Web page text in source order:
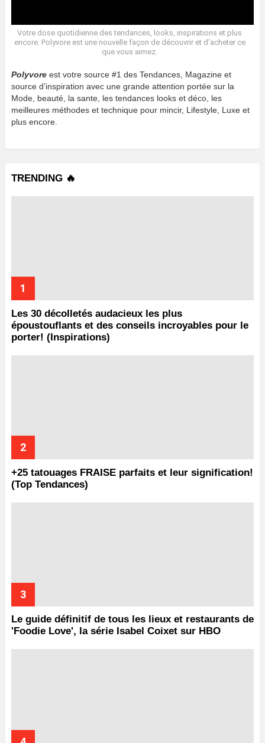
Votre dose quotidienne des tendances, looks, inspirations et plus
encore. Polyvore est une nouvelle façon de découvrir et d’acheter ce
que vous aimez.
Polyvore est votre source #1 des Tendances, Magazine et
source d’inspiration avec une grande attention portée sur la
Mode, beauté, la sante, les tendances looks et déco, les
meilleures méthodes et technique pour mincir, Lifestyle, Luxe et
plus encore.
TRENDING 🔥
Les 30 décolletés audacieux les plus
époustouflants et des conseils incroyables pour le
porter! (Inspirations)
+25 tatouages ​​FRAISE parfaits et leur signification!
(Top Tendances)
Le guide définitif de tous les lieux et restaurants de
'Foodie Love', la série Isabel Coixet sur HBO